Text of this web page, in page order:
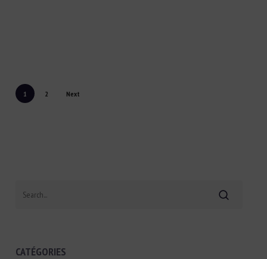
1 2 Next
CATÉGORIES